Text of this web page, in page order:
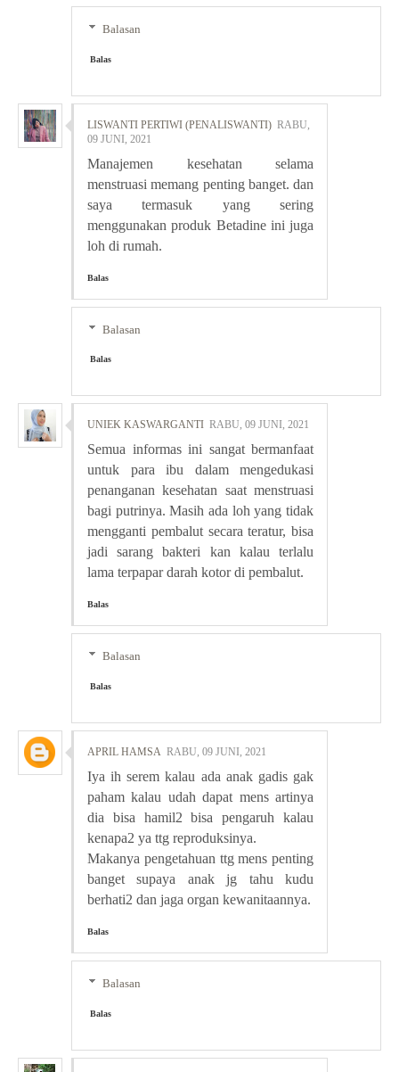
Balasan
Balas
LISWANTI PERTIWI (PENALISWANTI) RABU,
09 JUNI, 2021
Manajemen kesehatan selama
menstruasi memang penting banget. dan
saya termasuk yang sering
menggunakan produk Betadine ini juga
loh di rumah.
Balas
Balasan
Balas
UNIEK KASWARGANTI RABU, 09 JUNI, 2021
Semua informas ini sangat bermanfaat
untuk para ibu dalam mengedukasi
penanganan kesehatan saat menstruasi
bagi putrinya. Masih ada loh yang tidak
mengganti pembalut secara teratur, bisa
jadi sarang bakteri kan kalau terlalu
lama terpapar darah kotor di pembalut.
Balas
Balasan
Balas
APRIL HAMSA RABU, 09 JUNI, 2021
Iya ih serem kalau ada anak gadis gak
paham kalau udah dapat mens artinya
dia bisa hamil2 bisa pengaruh kalau
kenapa2 ya ttg reproduksinya.
Makanya pengetahuan ttg mens penting
banget supaya anak jg tahu kudu
berhati2 dan jaga organ kewanitaannya.
Balas
Balasan
Balas